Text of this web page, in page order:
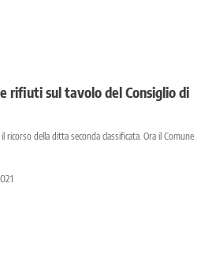
rifiuti sul tavolo del Consiglio di
ricorso della ditta seconda classificata. Ora il Comune